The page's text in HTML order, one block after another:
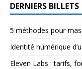
DERNIERS BILLETS
5 méthodes pour
Identité numérique
Eleven Labs : tarifs,